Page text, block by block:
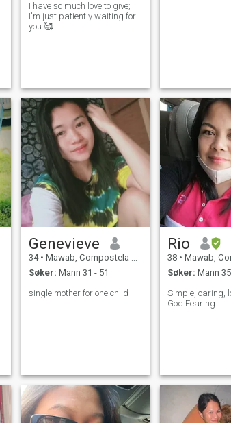
I have so much love to give;
I'm just patiently waiting for
you 🥰
Genevieve
34 • Mawab, Compostela Valley, Filippinene
Søker: Mann 31 - 51
single mother for one child
Rio
38 • Mawab, Compostela
Søker: Mann
Simple, caring,
God Fearing